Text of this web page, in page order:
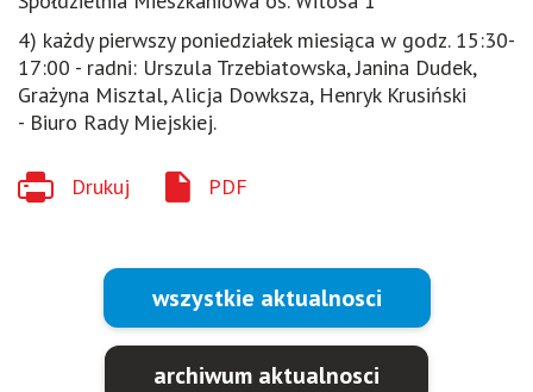
4) każdy pierwszy poniedziałek miesiąca w godz. 15:30-
17:00 - radni: Urszula Trzebiatowska, Janina Dudek,
Grażyna Misztal, Alicja Dowksza, Henryk Krusiński
- Biuro Rady Miejskiej.
Drukuj PDF
wszystkie aktualnosci
archiwum aktualnosci